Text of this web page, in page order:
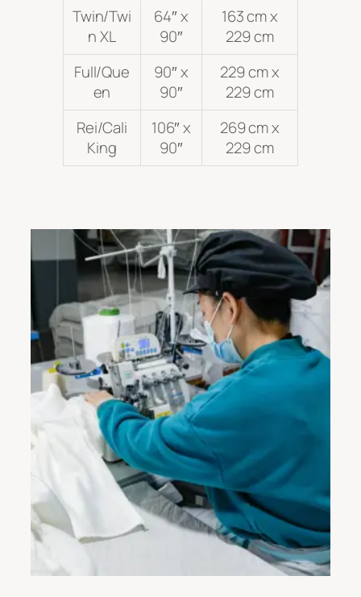
Twin/Twi
n XL
64″ x
90″
163 cm x
229 cm
Full/Que
en
90″ x
90″
229 cm x
229 cm
Rei/Cali
King
106″ x
90″
269 cm x
229 cm